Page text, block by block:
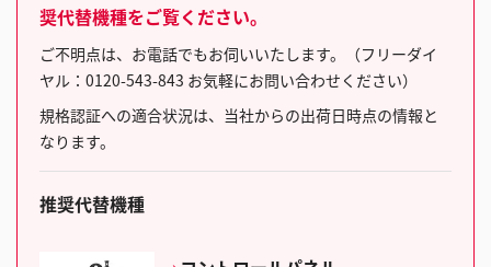
奨代替機種をご覧ください。
ご不明点は、お電話でもお伺いいたします。（フリーダイ
ヤル：0120-543-843 お気軽にお問い合わせください）
規格認証への適合状況は、当社からの出荷日時点の情報と
なります。
推奨代替機種